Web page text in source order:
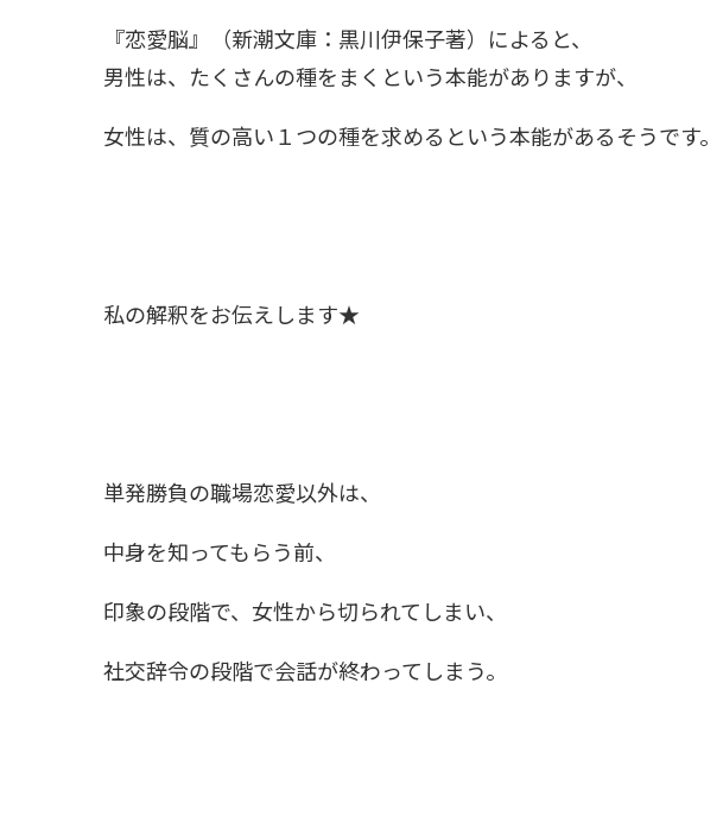
『恋愛脳』（新潮文庫：黒川伊保子著）によると、
男性は、たくさんの種をまくという本能がありますが、
女性は、質の高い１つの種を求めるという本能があるそうです。
私の解釈をお伝えします★
単発勝負の職場恋愛以外は、
中身を知ってもらう前、
印象の段階で、女性から切られてしまい、
社交辞令の段階で会話が終わってしまう。